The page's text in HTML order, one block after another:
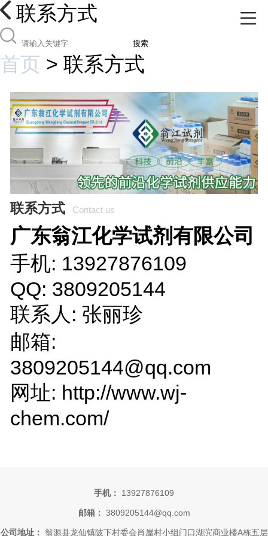
联系方式
搜索
首页 > 联系方式
联系方式 Contact us
广东翁江化学试剂有限公司
手机: 13927876109
QQ: 3809205144
联系人: 张丽珍
邮箱:
3809205144@qq.com
网址: http://www.wj-
chem.com/
手机： 13927876109
邮箱： 3809205144@qq.com
公司地址： 翁源县龙仙镇陂下村委会肖屋村小组门口湖滨商业楼A栋五层